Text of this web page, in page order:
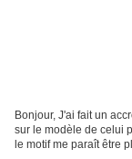
Bonjour, J'ai fait un
sur le modèle de celui
le motif me paraît être